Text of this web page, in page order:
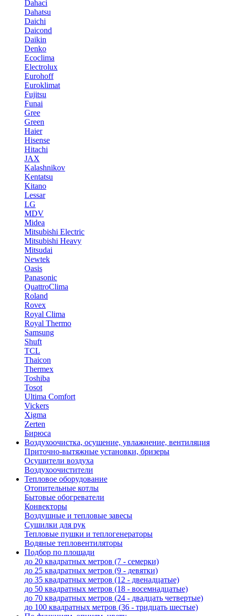
Dahaci
Dahatsu
Daichi
Daicond
Daikin
Denko
Ecoclima
Electrolux
Eurohoff
Euroklimat
Fujitsu
Funai
Gree
Green
Haier
Hisense
Hitachi
JAX
Kalashnikov
Kentatsu
Kitano
Lessar
LG
MDV
Midea
Mitsubishi Electric
Mitsubishi Heavy
Mitsudai
Newtek
Oasis
Panasonic
QuattroClima
Roland
Rovex
Royal Clima
Royal Thermo
Samsung
Shuft
TCL
Thaicon
Thermex
Toshiba
Tosot
Ultima Comfort
Vickers
Xigma
Zerten
Бирюса
Воздухоочистка, осушение, увлажнение, вентиляция
Приточно-вытяжные установки, бризеры
Осушители воздуха
Воздухоочистители
Тепловое оборудование
Отопительные котлы
Бытовые обогреватели
Конвекторы
Воздушные и тепловые завесы
Сушилки для рук
Тепловые пушки и теплогенераторы
Водяные тепловентиляторы
Подбор по площади
до 20 квадратных метров (7 - семерки)
до 25 квадратных метров (9 - девятки)
до 35 квадратных метров (12 - двенадцатые)
до 50 квадратных метров (18 - восемнадцатые)
до 70 квадратных метров (24 - двадцать четвертые)
до 100 квадратных метров (36 - тридцать шестые)